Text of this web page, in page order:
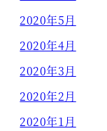
2020年5月
2020年4月
2020年3月
2020年2月
2020年1月